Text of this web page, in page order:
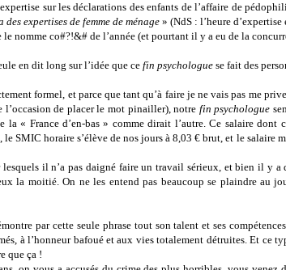
sur les déclarations des enfants de l’affaire de
des expertises de femme de ménage» (NdS : l’heure
nomme co#?!&# de l’année (et pourtant il y a eu de la
en dit long sur l’idée que cefin psychologue se fait des
formel, et parce que tant qu’à faire je ne vais pas me
l’occasion de placer le mot pinailler), notre fin psychologue
la « France d’en-bas » comme dirait l’autre. Ce salaire
SMIC horaire s’élève de nos jours à 8,03 € brut, et le salaire
il n’a pas daigné faire un travail sérieux, et bien il y a
la moitié. On ne les entend pas beaucoup se plaindre au
par cette seule phrase tout son talent et ses
à l’honneur bafoué et aux vies totalement détruites. Et ce
que ça !